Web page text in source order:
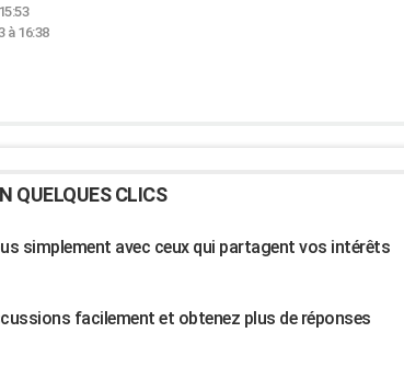
à 16:38
QUELQUES CLICS
simplement avec ceux qui partagent vos intérêts
facilement et obtenez plus de réponses